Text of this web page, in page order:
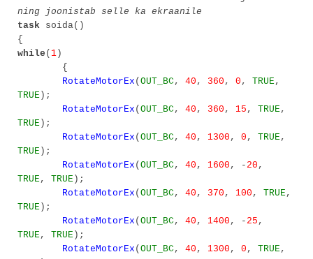
ning joonistab selle ka ekraanile
task soida()
{
while ( 1)
{
RotateMotorEx (OUT_BC , 40 , 360 , 0 , TRUE,
TRUE);
RotateMotorEx (OUT_BC , 40 , 360 , 15 , TRUE,
TRUE);
RotateMotorEx (OUT_BC , 40 , 1300 , 0 , TRUE,
TRUE);
RotateMotorEx (OUT_BC , 40 , 1600 , - 20 ,
TRUE, TRUE);
RotateMotorEx (OUT_BC , 40 , 370 , 100 , TRUE,
TRUE);
RotateMotorEx (OUT_BC , 40 , 1400 , - 25 ,
TRUE, TRUE);
RotateMotorEx (OUT_BC , 40 , 1300 , 0 , TRUE,